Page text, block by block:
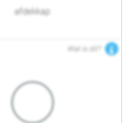
afdekkap
Wat is dit?